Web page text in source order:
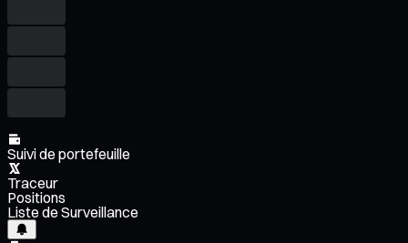
Suivi de portefeuille
Traceur
Positions
Liste de Surveillance